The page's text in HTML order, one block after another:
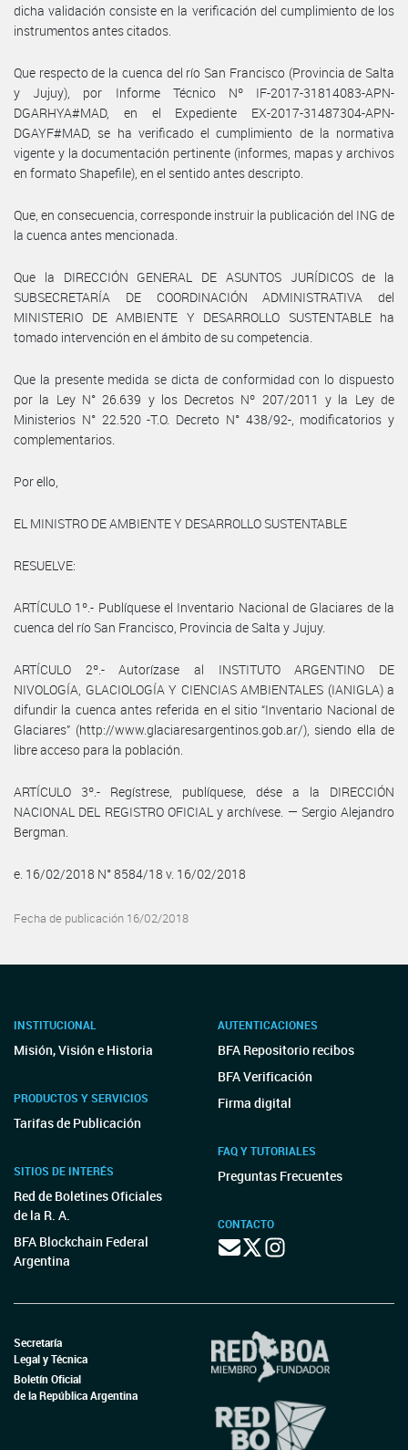
dicha validación consiste en la verificación del cumplimiento de los
instrumentos antes citados.
Que respecto de la cuenca del río San Francisco (Provincia de Salta
y Jujuy), por Informe Técnico Nº IF-2017-31814083-APN-
DGARHYA#MAD, en el Expediente EX-2017-31487304-APN-
DGAYF#MAD, se ha verificado el cumplimiento de la normativa
vigente y la documentación pertinente (informes, mapas y archivos
en formato Shapefile), en el sentido antes descripto.
Que, en consecuencia, corresponde instruir la publicación del ING de
la cuenca antes mencionada.
Que la DIRECCIÓN GENERAL DE ASUNTOS JURÍDICOS de la
SUBSECRETARÍA DE COORDINACIÓN ADMINISTRATIVA del
MINISTERIO DE AMBIENTE Y DESARROLLO SUSTENTABLE ha
tomado intervención en el ámbito de su competencia.
Que la presente medida se dicta de conformidad con lo dispuesto
por la Ley N° 26.639 y los Decretos Nº 207/2011 y la Ley de
Ministerios N° 22.520 -T.O. Decreto N° 438/92-, modificatorios y
complementarios.
Por ello,
EL MINISTRO DE AMBIENTE Y DESARROLLO SUSTENTABLE
RESUELVE:
ARTÍCULO 1º.- Publíquese el Inventario Nacional de Glaciares de la
cuenca del río San Francisco, Provincia de Salta y Jujuy.
ARTÍCULO 2º.- Autorízase al INSTITUTO ARGENTINO DE
NIVOLOGÍA, GLACIOLOGÍA Y CIENCIAS AMBIENTALES (IANIGLA) a
difundir la cuenca antes referida en el sitio “Inventario Nacional de
Glaciares” (http://www.glaciaresargentinos.gob.ar/), siendo ella de
libre acceso para la población.
ARTÍCULO 3º.- Regístrese, publíquese, dése a la DIRECCIÓN
NACIONAL DEL REGISTRO OFICIAL y archívese. — Sergio Alejandro
Bergman.
e. 16/02/2018 N° 8584/18 v. 16/02/2018
Fecha de publicación 16/02/2018
INSTITUCIONAL
Misión, Visión e Historia
PRODUCTOS Y SERVICIOS
Tarifas de Publicación
SITIOS DE INTERÉS
Red de Boletines Oficiales
de la R. A.
BFA Blockchain Federal
Argentina
AUTENTICACIONES
BFA Repositorio recibos
BFA Verificación
Firma digital
FAQ Y TUTORIALES
Preguntas Frecuentes
CONTACTO
Secretaría
Legal y Técnica
Boletín Oficial
de la República Argentina